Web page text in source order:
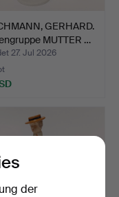
GERHARD.
MUTTER …
27. Jul 2026
der